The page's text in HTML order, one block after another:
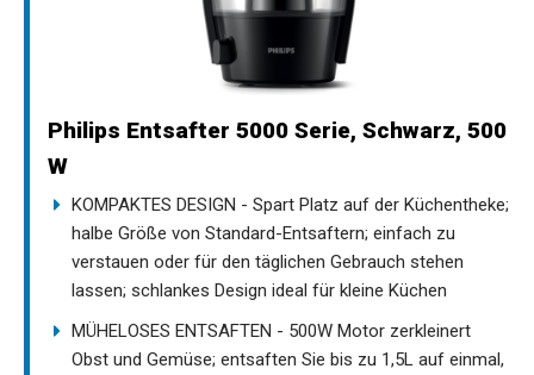
Philips Entsafter 5000 Serie, Schwarz, 500
W
KOMPAKTES DESIGN - Spart Platz auf der Küchentheke;
halbe Größe von Standard-Entsaftern; einfach zu
verstauen oder für den täglichen Gebrauch stehen
lassen; schlankes Design ideal für kleine Küchen
MÜHELOSES ENTSAFTEN - 500W Motor zerkleinert
Obst und Gemüse; entsaften Sie bis zu 1,5L auf einmal,